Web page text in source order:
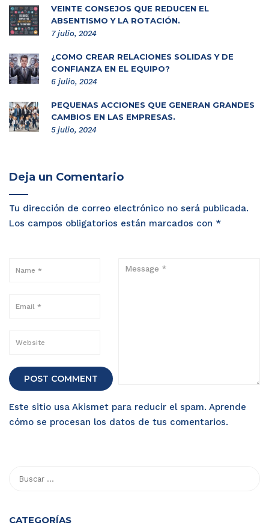
VEINTE CONSEJOS QUE REDUCEN EL
ABSENTISMO Y LA ROTACIÓN.
7 julio, 2024
¿CÓMO CREAR RELACIONES SÓLIDAS Y DE
CONFIANZA EN EL EQUIPO?
6 julio, 2024
PEQUEÑAS ACCIONES QUE GENERAN GRANDES
CAMBIOS EN LAS EMPRESAS.
5 julio, 2024
Deja un Comentario
Tu dirección de correo electrónico no será publicada.
Los campos obligatorios están marcados con *
Este sitio usa Akismet para reducir el spam. Aprende
cómo se procesan los datos de tus comentarios.
CATEGORÍAS